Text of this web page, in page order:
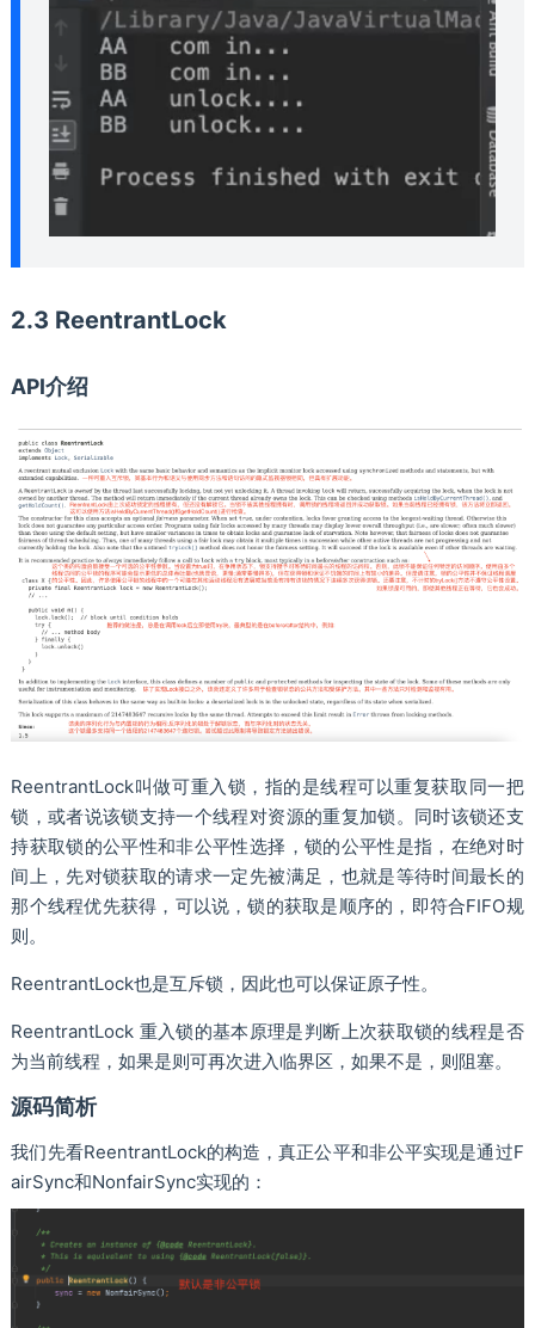
2.3 ReentrantLock
API介绍
ReentrantLock叫做可重入锁，指的是线程可以重复获取同一把
锁，或者说该锁支持一个线程对资源的重复加锁。同时该锁还支
持获取锁的公平性和非公平性选择，锁的公平性是指，在绝对时
间上，先对锁获取的请求一定先被满足，也就是等待时间最长的
那个线程优先获得，可以说，锁的获取是顺序的，即符合FIFO规
则。
ReentrantLock也是互斥锁，因此也可以保证原子性。
ReentrantLock 重入锁的基本原理是判断上次获取锁的线程是否
为当前线程，如果是则可再次进入临界区，如果不是，则阻塞。
源码简析
我们先看ReentrantLock的构造，真正公平和非公平实现是通过F
airSync和NonfairSync实现的：